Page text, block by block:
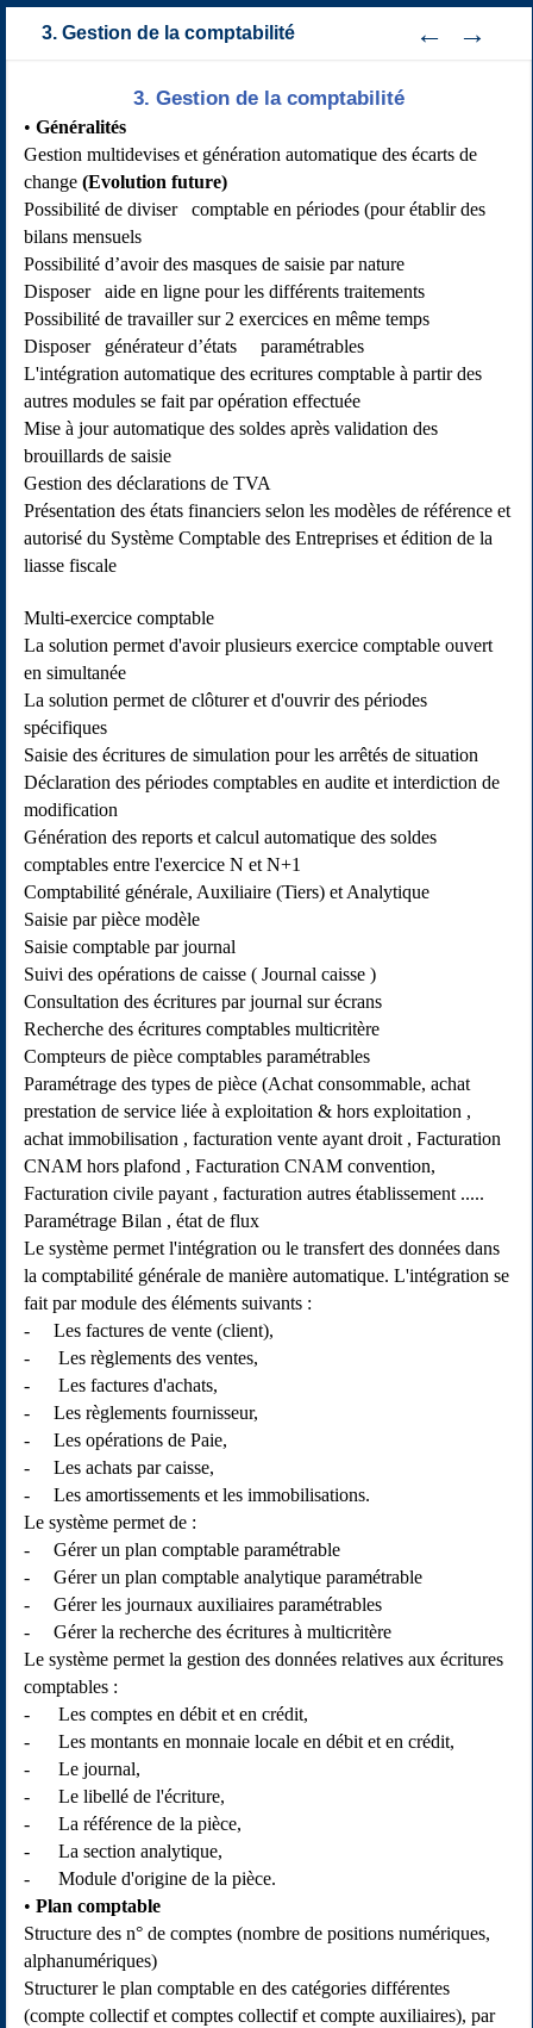
3. Gestion de la comptabilité
3. Gestion de la comptabilité
Généralités
Gestion multidevises et génération automatique des écarts de
change (Evolution future)
Possibilité de diviser comptable en périodes (pour établir des
bilans mensuels
Possibilité d’avoir des masques de saisie par nature
Disposer aide en ligne pour les différents traitements
Possibilité de travailler sur 2 exercices en même temps
Disposer générateur d’états paramétrables
L'intégration automatique des ecritures comptable à partir des
autres modules se fait par opération effectuée
Mise à jour automatique des soldes après validation des
brouillards de saisie
Gestion des déclarations de TVA
Présentation des états financiers selon les modèles de référence et
autorisé du Système Comptable des Entreprises et édition de la
liasse fiscale
Multi-exercice comptable
La solution permet d'avoir plusieurs exercice comptable ouvert
en simultanée
La solution permet de clôturer et d'ouvrir des périodes
spécifiques
Saisie des écritures de simulation pour les arrêtés de situation
Déclaration des périodes comptables en audite et interdiction de
modification
Génération des reports et calcul automatique des soldes
comptables entre l'exercice N et N+1
Comptabilité générale, Auxiliaire (Tiers) et Analytique
Saisie par pièce modèle
Saisie comptable par journal
Suivi des opérations de caisse ( Journal caisse )
Consultation des écritures par journal sur écrans
Recherche des écritures comptables multicritère
Compteurs de pièce comptables paramétrables
Paramétrage des types de pièce (Achat consommable, achat
prestation de service liée à exploitation & hors exploitation ,
achat immobilisation , facturation vente ayant droit , Facturation
CNAM hors plafond , Facturation CNAM convention,
Facturation civile payant , facturation autres établissement .....
Paramétrage Bilan , état de flux
Le système permet l'intégration ou le transfert des données dans
la comptabilité générale de manière automatique. L'intégration se
fait par module des éléments suivants :
- Les factures de vente (client),
- Les règlements des ventes,
- Les factures d'achats,
- Les règlements fournisseur,
- Les opérations de Paie,
- Les achats par caisse,
- Les amortissements et les immobilisations.
Le système permet de :
- Gérer un plan comptable paramétrable
- Gérer un plan comptable analytique paramétrable
- Gérer les journaux auxiliaires paramétrables
- Gérer la recherche des écritures à multicritère
Le système permet la gestion des données relatives aux écritures
comptables :
- Les comptes en débit et en crédit,
- Les montants en monnaie locale en débit et en crédit,
- Le journal,
- Le libellé de l'écriture,
- La référence de la pièce,
- La section analytique,
- Module d'origine de la pièce.
Plan comptable
Structure des n° de comptes (nombre de positions numériques,
alphanumériques)
Structurer le plan comptable en des catégories différentes
(compte collectif et comptes collectif et compte auxiliaires), par